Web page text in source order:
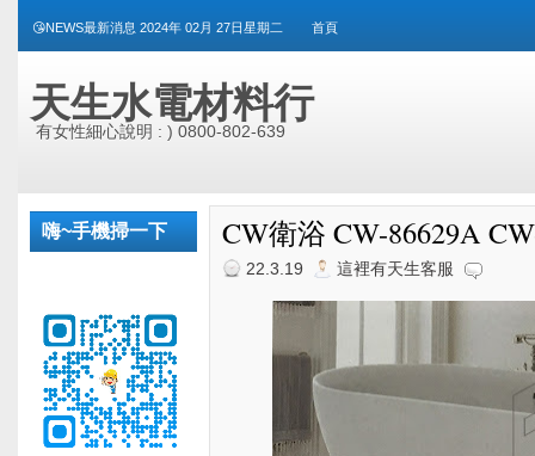
😘NEWS最新消息 2024年 02月 27日星期二 首頁
天生水電材料行
有女性細心說明 : ) 0800-802-639
嗨~手機掃一下 CW衛浴 CW-86629A
22.3.19 這裡有天生客服